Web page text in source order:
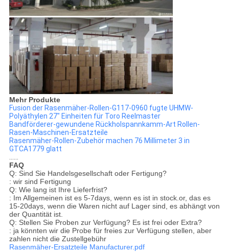
Mehr Produkte
Fusion der Rasenmäher-Rollen-G117-0960 fugte UHMW-
Polyäthylen 27" Einheiten für Toro Reelmaster
Bandförderer-gewundene Rückholspannkamm-Art Rollen-
Rasen-Maschinen-Ersatzteile
Rasenmäher-Rollen-Zubehör machen 76 Millimeter 3 in
GTCA1779 glatt
FAQ
Q: Sind Sie Handelsgesellschaft oder Fertigung?
: wir sind Fertigung
Q: Wie lang ist Ihre Lieferfrist?
: Im Allgemeinen ist es 5-7days, wenn es ist in stock.or, das es
15-20days, wenn die Waren nicht auf Lager sind, es abhängt von
der Quantität ist.
Q: Stellen Sie Proben zur Verfügung? Es ist frei oder Extra?
: ja könnten wir die Probe für freies zur Verfügung stellen, aber
zahlen nicht die Zustellgebühr
Rasenmäher-Ersatzteile Manufacturer.pdf